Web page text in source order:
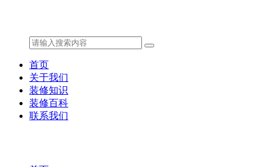
首页
关于我们
装修知识
装修百科
联系我们